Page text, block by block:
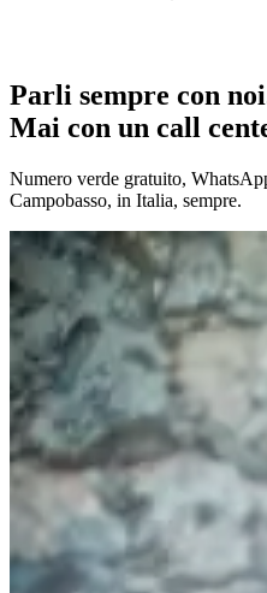
Parli sempre con
Mai con un call
Numero verde gratuito,
Campobasso, in Italia, sempre.